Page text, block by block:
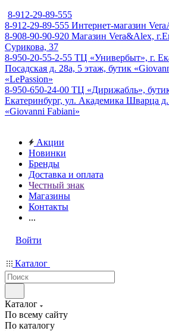
8-912-29-89-555
8-912-29-89-555 Интернет-магазин
8-908-90-90-920 Магазин Vera&Alex,
Сурикова, 37
8-950-20-55-2-55 ТЦ «Универбыт», г.
Посадская д. 28а, 5 этаж, бутик
«LePassion»
8-950-650-24-00 ТЦ «Дирижабль»,
Екатеринбург, ул. Академика Шварца
«Giovanni Fabiani»
Акции
Новинки
Бренды
Доставка и оплата
Честный знак
Магазины
Контакты
...
Войти
Каталог
Каталог
По всему сайту
По каталогу